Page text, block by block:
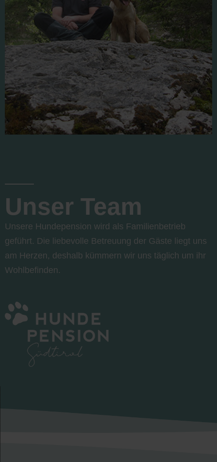
Unser Team
Unsere Hundepension wird als Familienbetrieb
geführt. Die liebevolle Betreuung der Gäste liegt uns
am Herzen, deshalb kümmern wir uns täglich um ihr
Wohlbefinden.